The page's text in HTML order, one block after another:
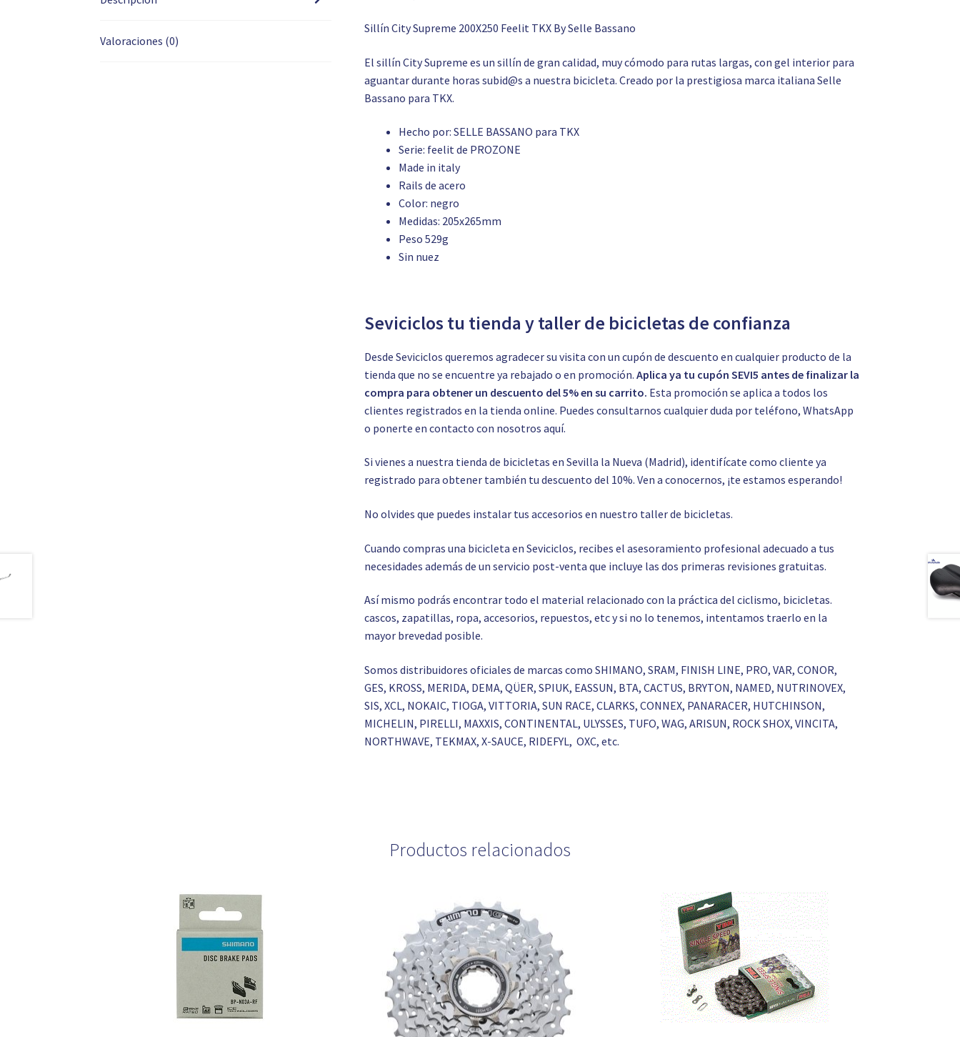
Valoraciones (0)
Sillín City Supreme 200X250 Feelit TKX By Selle Bassano
El sillín City Supreme es un sillín de gran calidad, muy cómodo para rutas largas, con gel interior para
aguantar durante horas subid@s a nuestra bicicleta. Creado por la prestigiosa marca italiana Selle
Bassano para TKX.
Hecho por: SELLE BASSANO para TKX
Serie: feelit de PROZONE
Made in italy
Rails de acero
Color: negro
Medidas: 205x265mm
Peso 529g
Sin nuez
Seviciclos tu tienda y taller de bicicletas de confianza
Desde Seviciclos queremos agradecer su visita con un cupón de descuento en cualquier producto de la
tienda que no se encuentre ya rebajado o en promoción.Aplica ya tu cupón SEVI5 antes de finalizar la
compra para obtener un descuento del 5% en su carrito. Esta promoción se aplica a todos los
clientes registrados en la tienda online. Puedes consultarnos cualquier duda por teléfono, WhatsApp
o ponerte en contacto con nosotrosaquí.
Si vienes a nuestra tienda de bicicletas en Sevilla la Nueva (Madrid), identifícate como cliente ya
registrado para obtener también tu descuento del 10%. Ven a conocernos, ¡te estamos esperando!
No olvides que puedes instalar tus accesorios en nuestro taller de bicicletas.
Cuando compras una bicicleta en Seviciclos, recibes el asesoramiento profesional adecuado a tus
necesidades además de un servicio post-venta que incluye las dos primeras revisiones gratuitas.
Así mismo podrás encontrar todo el material relacionado con la práctica del ciclismo, bicicletas.
cascos, zapatillas, ropa, accesorios, repuestos, etc y si no lo tenemos, intentamos traerlo en la
mayor brevedad posible.
Somos distribuidores oficiales de marcas como SHIMANO, SRAM, FINISH LINE, PRO, VAR, CONOR,
GES, KROSS, MERIDA, DEMA, QÜER, SPIUK, EASSUN, BTA, CACTUS, BRYTON, NAMED, NUTRINOVEX,
SIS, XCL, NOKAIC, TIOGA, VITTORIA, SUN RACE, CLARKS, CONNEX, PANARACER, HUTCHINSON,
MICHELIN, PIRELLI, MAXXIS, CONTINENTAL, ULYSSES, TUFO, WAG, ARISUN, ROCK SHOX, VINCITA,
NORTHWAVE, TEKMAX, X-SAUCE, RIDEFYL, OXC, etc.
Productos relacionados